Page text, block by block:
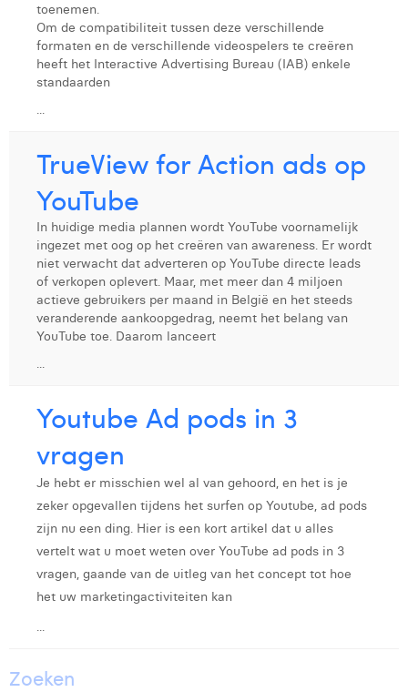
Jonas Geiregat
Justine Cremer
Lena Pignoloni
Leonard Dierickx
Linda Kraim
Lisa Protin
Lore Fierens
Lucas Taels
Manon Houppertz
Margaux Marien
Margaux Snakkers
Mathias Segers
Matthias Langenaeker
Olivia Lohest
toenemen.
Om de compatibiliteit tussen deze verschillende
formaten en de verschillende videospelers te creëren
heeft het Interactive Advertising Bureau (IAB) enkele
standaarden
...
TrueView for Action ads op
YouTube
In huidige media plannen wordt YouTube voornamelijk
ingezet met oog op het creëren van awareness. Er wordt
niet verwacht dat adverteren op YouTube directe leads
of verkopen oplevert. Maar, met meer dan 4 miljoen
actieve gebruikers per maand in België en het steeds
veranderende aankoopgedrag, neemt het belang van
YouTube toe. Daarom lanceert
...
Youtube Ad pods in 3
vragen
Je hebt er misschien wel al van gehoord, en het is je
zeker opgevallen tijdens het surfen op Youtube, ad pods
zijn nu een ding. Hier is een kort artikel dat u alles
vertelt wat u moet weten over YouTube ad pods in 3
vragen, gaande van de uitleg van het concept tot hoe
het uw marketingactiviteiten kan
...
Zoeken